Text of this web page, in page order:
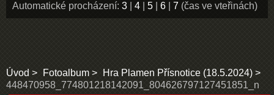
Automatické procházení: 3 4 5 6 7 (čas ve vteřinách)
Úvod Fotoalbum
Hra Plamen Přísnotice (18.5.2024)
448470958_774801218142091_804626797127451851_n